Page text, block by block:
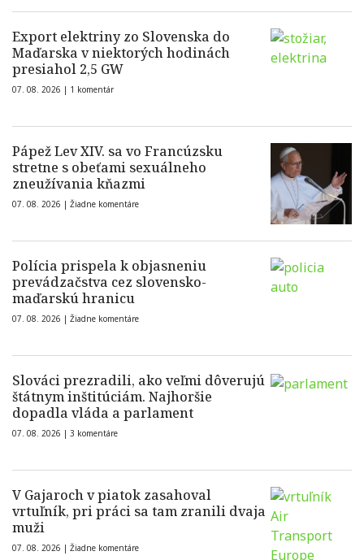
Export elektriny zo Slovenska do
Maďarska v niektorých hodinách
presiahol 2,5 GW
07. 08. 2026 | 1 komentár
Pápež Lev XIV. sa vo Francúzsku
stretne s obeťami sexuálneho
zneužívania kňazmi
07. 08. 2026 | Žiadne komentáre
Polícia prispela k objasneniu
prevádzačstva cez slovensko-
maďarskú hranicu
07. 08. 2026 | Žiadne komentáre
Slováci prezradili, ako veľmi dôverujú
štátnym inštitúciám. Najhoršie
dopadla vláda a parlament
07. 08. 2026 | 3 komentáre
V Gajaroch v piatok zasahoval
vrtuľník, pri práci sa tam zranili dvaja
muži
07. 08. 2026 | Žiadne komentáre